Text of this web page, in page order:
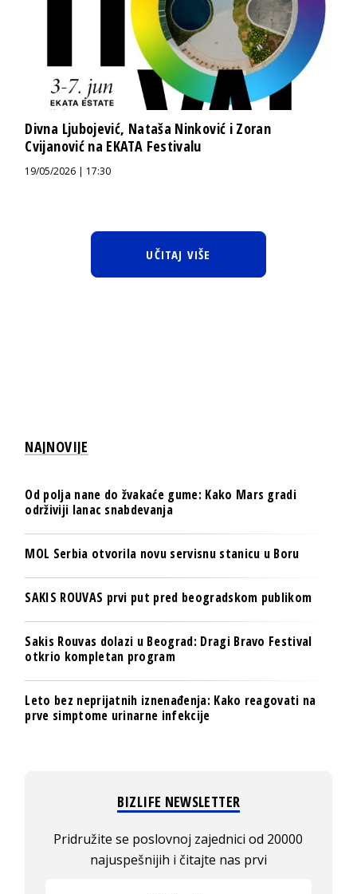
Divna Ljubojević, Nataša Ninković i Zoran
Cvijanović na EKATA Festivalu
19/05/2026 | 17:30
UČITAJ VIŠE
NAJNOVIJE
Od polja nane do žvakaće gume: Kako Mars gradi
održiviji lanac snabdevanja
MOL Serbia otvorila novu servisnu stanicu u Boru
SAKIS ROUVAS prvi put pred beogradskom publikom
Sakis Rouvas dolazi u Beograd: Dragi Bravo Festival
otkrio kompletan program
Leto bez neprijatnih iznenađenja: Kako reagovati na
prve simptome urinarne infekcije
BIZLIFE NEWSLETTER
Pridružite se poslovnoj zajednici od 20000
najuspešnijih i čitajte nas prvi